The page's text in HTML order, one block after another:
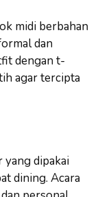
midi berbahan
dan
dengan t-
agar tercipta
dipakai
dining. Acara